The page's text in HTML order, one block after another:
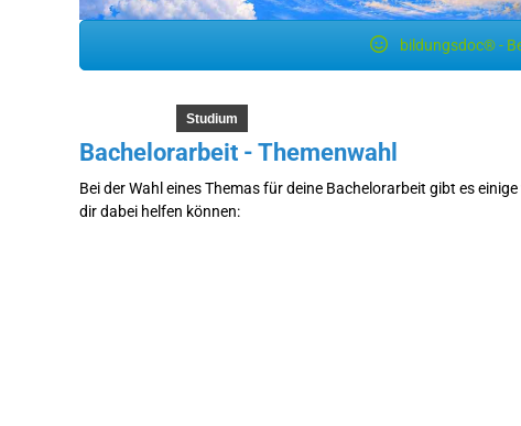
bildungsdoc® -
Studium
Bachelorarbeit - Themenwahl
Bei der Wahl eines Themas für deine Bachelorarbeit gibt es
dir dabei helfen können: